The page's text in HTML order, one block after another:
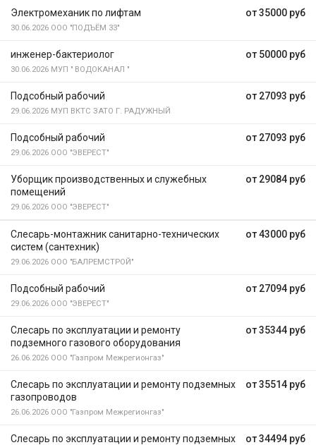
от 35000 руб
Электромеханик по лифтам
30.06.2026 ООО "ПОДЪЁМ 33"
от 50000 руб
инженер-бактериолог
30.06.2026 МУП " ВОДОКАНАЛ "
от 27093 руб
Подсобный рабочий
29.06.2026 МУП ВКТС ЗАТО Г. РАДУЖНЫЙ
от 27093 руб
Подсобный рабочий
29.06.2026 ООО "ЭВЕРЕСТ"
от 29084 руб
Уборщик производственных и служебных
помещений
29.06.2026 ООО "ЭВЕРЕСТ"
от 43000 руб
Слесарь-монтажник санитарно-технических
систем (сантехник)
29.06.2026 ООО "БАЛРЕМСТРОЙ"
от 27094 руб
Подсобный рабочий
29.06.2026 ООО "ЭВЕРЕСТ"
от 35344 руб
Слесарь по эксплуатации и ремонту
подземного газового оборудования
26.06.2026 ООО "Газпром Межрегионгаз"
от 35514 руб
Слесарь по эксплуатации и ремонту подземных
газопроводов
26.06.2026 ООО "Газпром Межрегионгаз"
от 34494 руб
Слесарь по эксплуатации и ремонту подземных